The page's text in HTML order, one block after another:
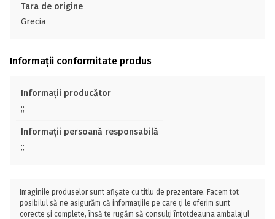
Tara de origine
Grecia
Informații conformitate produs
Informații producător
;;
Informații persoană responsabilă
;;
Imaginile produselor sunt afișate cu titlu de prezentare. Facem tot
posibilul să ne asigurăm că informațiile pe care ți le oferim sunt
corecte și complete, însă te rugăm să consulți întotdeauna ambalajul